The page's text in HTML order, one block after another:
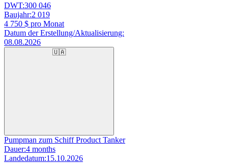
DWT:300 046
Baujahr:2 019
4 750 $ pro Monat
Datum der Erstellung/Aktualisierung:
08.08.2026
🇺🇦
Pumpman zum Schiff Product Tanker
Dauer:4 months
Landedatum:15.10.2026